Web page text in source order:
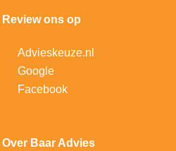
Review ons op
Advieskeuze.nl
Google
Facebook
Over Baar Advies